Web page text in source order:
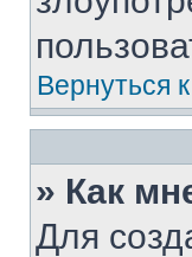
Вернуться
» Как
Для